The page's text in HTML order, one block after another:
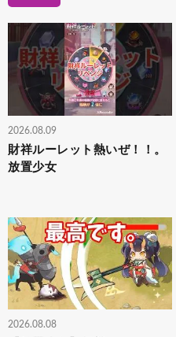
2026.08.09
財祥ルーレット熱いぜ！！。
放置少女
2026.08.08